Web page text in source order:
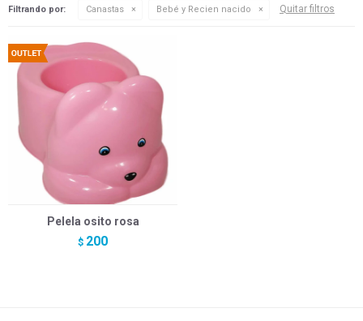
Filtrando por: Canastas Bebé y Recien nacido Quitar filtros
Pelela osito rosa
$ 200